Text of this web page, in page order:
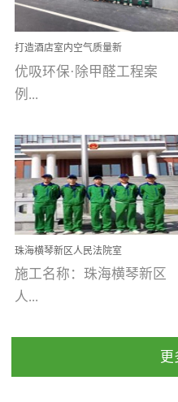
乐寓 深圳市安居乐寓
为深圳安居集团旗下城...
打造酒店室内空气质量新
标杆——优吸环保·标杆之
作：东莞美豪雅致酒店室
内空气治理工程纪实
优吸环保·除甲醛工程案
例...
【东莞美豪雅致酒店】室
内空气治理项目东莞美豪
雅致酒店 东莞美豪雅
致酒店是为中高端人士...
珠海横琴新区人民法院室
内除甲醛空气治理项目
施工名称：珠海横琴新区
人...
民法院室内除甲醛空气治
更